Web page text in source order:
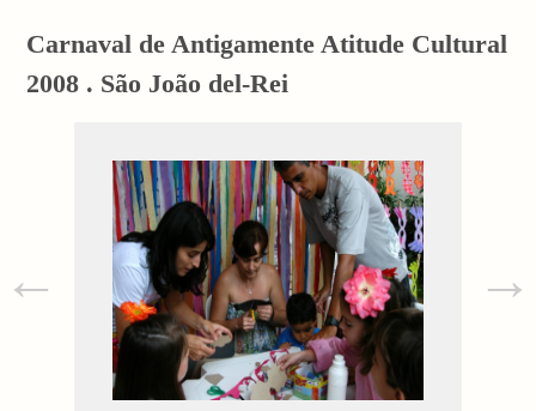
Carnaval de Antigamente Atitude Cultural
2008 . São João del-Rei
← →